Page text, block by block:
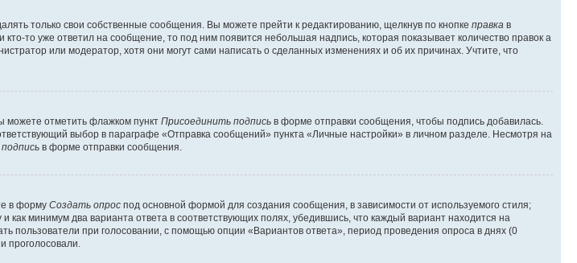
только свои собственные сообщения. Вы можете прейти к редактированию, щелкнув по кнопке правка в
то уже ответил на сообщение, то под ним появится небольшая надпись, которая показывает количество правок а
или модератор, хотя они могут сами написать о сделанных изменениях и об их причинах. Учтите, что
можете отметить флажком пункт Присоединить подпись в форме отправки сообщения, чтобы подпись добавилась.
выбор в параграфе «Отправка сообщений» пункта «Личные настройки» в личном разделе. Несмотря на
в форме отправки сообщения.
в форму Создать опрос под основной формой для создания сообщения, в зависимости от используемого стиля;
минимум два варианта ответа в соответствующих полях, убедившись, что каждый вариант находится на
пользователи при голосовании, с помощью опции «Вариантов ответа», период проведения опроса в днях (0
проголосовали.